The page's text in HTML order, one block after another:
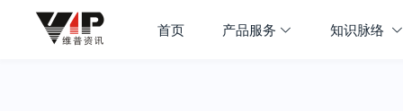
首页 产品服务 知识脉络